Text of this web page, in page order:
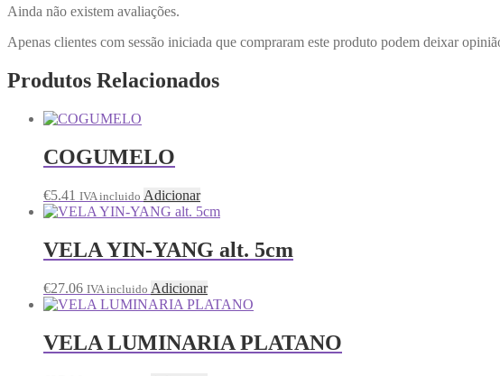
Ainda não existem avaliações.
Apenas clientes com sessão iniciada que compraram este produto podem deixar
Produtos Relacionados
COGUMELO
€5.41 IVA incluido Adicionar
VELA YIN-YANG alt. 5cm
€27.06 IVA incluido Adicionar
VELA LUMINARIA PLATANO